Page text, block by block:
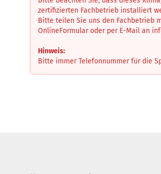
zertifizierten Fachbetrieb installiert
Bitte teilen Sie uns den Fachbetrieb
OnlineFormular oder per E-Mail an
Hinweis:
Bitte immer Telefonnummer für die